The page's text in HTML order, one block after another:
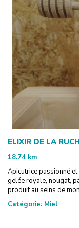
ELIXIR DE LA
18.74 km
Apicutrice passionné
gelée royale, nougat,
produit au seins de
Catégorie: Miel